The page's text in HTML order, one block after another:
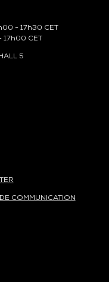
- 17h30 CET
CET
5
COMMUNICATION